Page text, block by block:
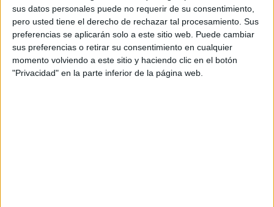
sus datos personales puede no requerir de su consentimiento,
pero usted tiene el derecho de rechazar tal procesamiento. Sus
preferencias se aplicarán solo a este sitio web. Puede cambiar
sus preferencias o retirar su consentimiento en cualquier
momento volviendo a este sitio y haciendo clic en el botón
"Privacidad" en la parte inferior de la página web.
41,35%
78 partidos de pago
58,65%
G. Muguruza - C. Wozniacki